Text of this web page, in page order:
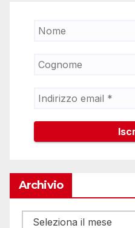
Archivio
Archivio